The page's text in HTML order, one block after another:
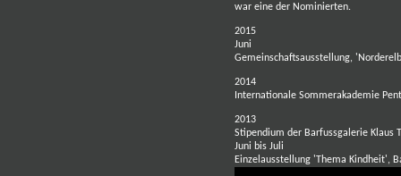
war eine der Nominierten.
2015
Juni
Gemeinschaftsausstellung,
2014
Internationale Sommerakademie
2013
Stipendium der Barfussgalerie Klaus
Juni bis Juli
Einzelausstellung 'Thema Kindheit',